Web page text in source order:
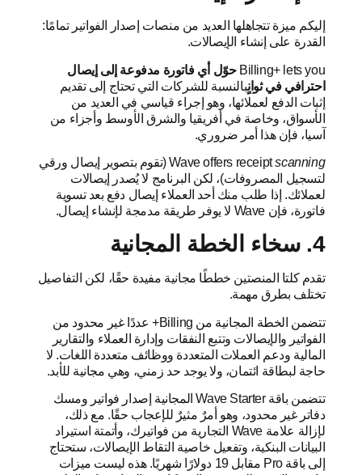
إليكم ميزة تتجاهلها العديد من منصات إصدار الفواتير تمامًا:
القدرة على إنشاء الإيصالات.
Billing+ lets you حوّل أي فاتورة مدفوعة إلى إيصال
احترافي في ثوانٍبالنسبة للشركات التي تحتاج إلى تقديم
إثبات الدفع لعملائها، وهو إجراء قياسي في العديد من
الأسواق، وخاصة في أفريقيا والشرق الأوسط وأجزاء من
آسيا، فإن هذا أمر ضروري.
Wave offers receiptscanning
(تقوم بتصوير إيصال ورقي
لتسجيل المصروفات)، لكن البرنامج لا يُصدر إيصالات
لعملائك. إذا طلب منك أحد العملاء إيصال دفع بعد تسوية
فاتورة، فإن Wave لا يوفر طريقة مدمجة لإنشاء إيصال.
4. سخاء الخطة المجانية
تقدم كلتا المنصتين خططًا مجانية مفيدة حقًا، لكن التفاصيل
تختلف بطرق مهمة.
تتضمن الخطة المجانية من Billing+ عددًا غير محدود من
الفواتير والإيصالات وتتبع النفقات وإدارة العملاء والتقارير
المالية ودعم العملات المتعددة ووظائف متعددة اللغات. لا
حاجة لبطاقة ائتمان، ولا يوجد حد زمني، وهي مجانية للأبد.
تتضمن باقة Wave Starter المجانية إصدار فواتير ومسك
دفاتر غير محدود، وهو أمرٌ مثيرٌ للإعجاب حقًا. مع ذلك،
لإزالة علامة Wave التجارية من فواتيرك، وأتمتة استيراد
البيانات البنكية، وتفعيل خاصية التقاط الإيصالات، ستحتاج
إلى باقة Pro مقابل 19 دولارًا شهريًا. هذه ليست ميزات